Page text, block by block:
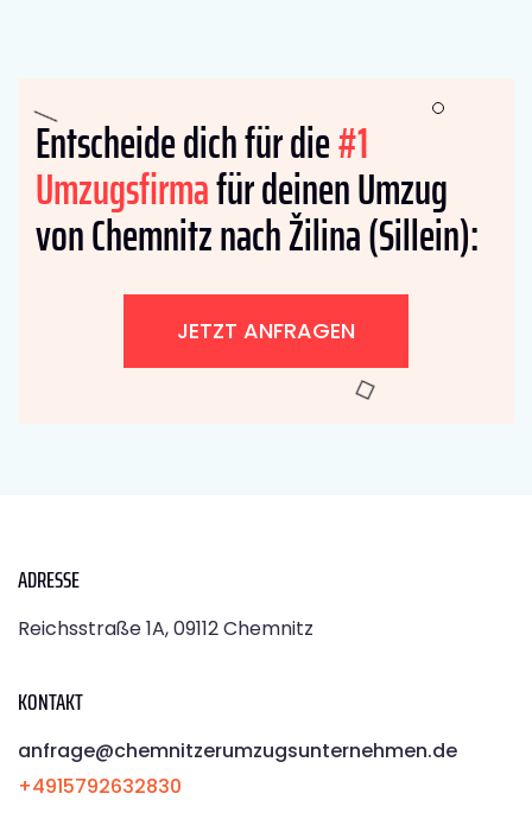
Entscheide dich für die#1
Umzugsfirmafür deinen Umzug
von Chemnitz nach Žilina (Sillein):
JETZT ANFRAGEN
ADRESSE
Reichsstraße 1A, 09112 Chemnitz
KONTAKT
anfrage@chemnitzerumzugsunternehmen.de
+4915792632830